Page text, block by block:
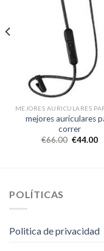
mejores auriculares
correr
€66.00 €44.00
POLÍTICAS
Politica de privacidad